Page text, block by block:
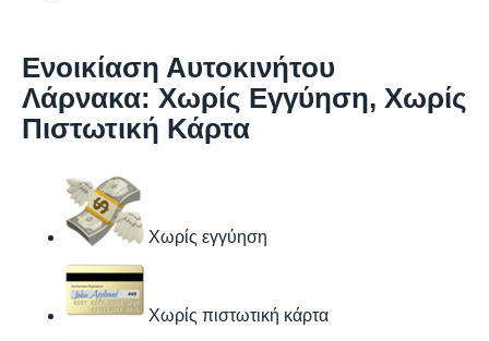
Ενοικίαση Αυτοκινήτου
Λάρνακα: Χωρίς Εγγύηση, Χωρίς
Πιστωτική Κάρτα
Χωρίς εγγύηση
Χωρίς πιστωτική κάρτα